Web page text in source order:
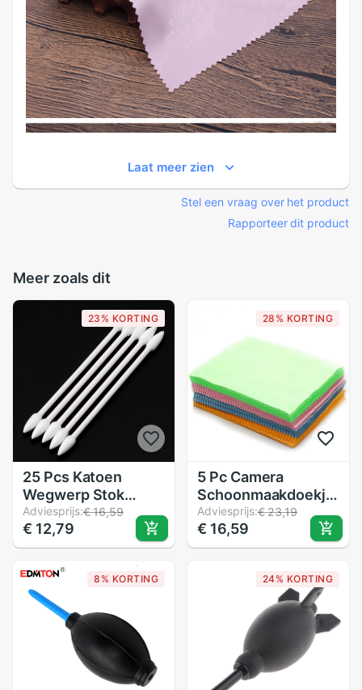
Laat meer zien
Stel een vraag over het product
Rapporteer dit product
Meer zoals dit
23% KORTING
25 Pcs Katoen
Wegwerp Stok
Schoonmaak Tool
Voor Airpods
Oortelefoon Slimme
Telefoon Tablet
Charge Port Usb-
poort Nov.22
Adviesprijs:€ 16,59
€ 12,79
28% KORTING
5 Pc Camera
Schoonmaakdoekje
140*160 Mm
Microfiber
Reinigingsdoekje
Telefoon Computer
Screen Fotostudio
accessoire
Adviesprijs:€ 23,19
€ 16,59
8% KORTING 24% KORTING